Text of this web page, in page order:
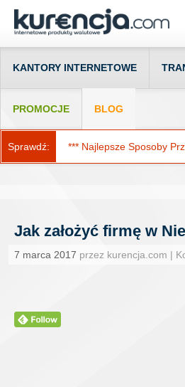
KANTORY INTERNETOWE
PROMOCJE BLOG
Sprawdź: *** Najlepsze Sposoby
Jak założyć firmę w
7 marca 2017 przez kurencja.com |